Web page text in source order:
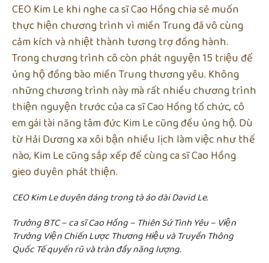
CEO Kim Le khi nghe ca sĩ Cao Hồng chia sẻ muốn
thực hiện chương trình vì miền Trung đã vô cùng
cảm kích và nhiệt thành tương trợ đồng hành.
Trong chương trình cô còn phát nguyện 15 triệu để
ủng hộ đồng bào miền Trung thương yêu. Không
những chương trình này mà rất nhiều chương trình
thiện nguyện trước của ca sĩ Cao Hồng tổ chức, cô
em gái tài năng tâm đức Kim Le cũng đều ủng hộ. Dù
từ Hải Dương xa xôi bận nhiều lịch làm việc như thế
nào, Kim Le cũng sắp xếp để cùng ca sĩ Cao Hồng
gieo duyên phát thiện.
CEO Kim Le duyên dáng trong tà áo dài David Le.
Trưởng BTC – ca sĩ Cao Hồng – Thiên Sứ Tình Yêu – Viện
Trưởng Viện Chiến Lược Thương Hiệu và Truyền Thông
Quốc Tế quyến rũ và tràn đầy năng lượng.